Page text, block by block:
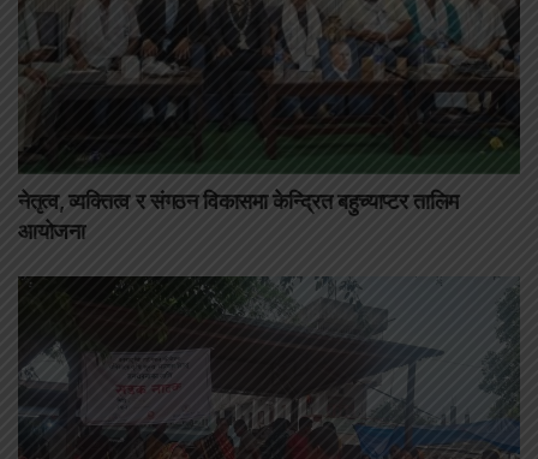
नेतृत्व, व्यक्तित्व र संगठन विकासमा केन्द्रित बहुच्याप्टर तालिम
आयोजना